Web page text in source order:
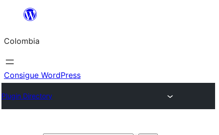
Saltar
contenido
Colombia
Consigue WordPress
Plugin Directory